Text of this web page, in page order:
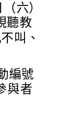
六）
聽教
叫、
編號
與者